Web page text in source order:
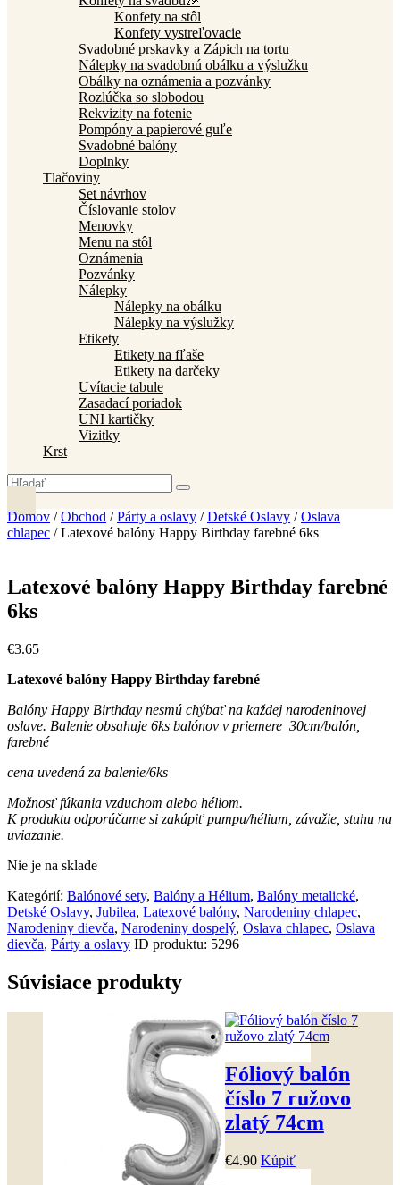
Konfety na stôl
Konfety vystreľovacie
Svadobné prskavky a Zápich na tortu
Nálepky na svadobnú obálku a výslužku
Obálky na oznámenia a pozvánky
Rozlúčka so slobodou
Rekvizity na fotenie
Pompóny a papierové guľe
Svadobné balóny
Doplnky
Tlačoviny
Set návrhov
Číslovanie stolov
Menovky
Menu na stôl
Oznámenia
Pozvánky
Nálepky
Nálepky na obálku
Nálepky na výslužky
Etikety
Etikety na fľaše
Etikety na darčeky
Uvítacie tabule
Zasadací poriadok
UNI kartičky
Vizitky
Krst
Domov /Obchod /Párty a oslavy /Detské Oslavy /Oslava
chlapec / Latexové balóny Happy Birthday farebné 6ks
Latexové balóny Happy Birthday farebné
6ks
€3.65
Latexové balóny Happy Birthday farebné
Balóny Happy Birthday nesmú chýbať na každej narodeninovej
oslave. Balenie obsahuje 6ks balónov v priemere 30cm/balón,
farebné
cena uvedená za balenie/6ks
Možnosť fúkania vzduchom alebo héliom.
K produktu odporúčame si zakúpiť pumpu/hélium, závažie, stuhu na
uviazanie.
Nie je na sklade
Kategórií: Balónové sety, Balóny a Hélium, Balóny metalické,
Detské Oslavy, Jubilea, Latexové balóny, Narodeniny chlapec,
Narodeniny dievča, Narodeniny dospelý, Oslava chlapec, Oslava
dievča, Párty a oslavy ID produktu: 5296
Súvisiace produkty
Fóliový balón
číslo 7 ružovo
zlatý 74cm
€4.90 Kúpiť